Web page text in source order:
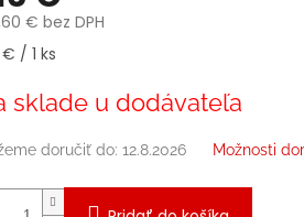
€ bez DPH
€ / 1 ks
sklade u dodávateľa
doručiť do: 12.8.2026 Možnosti